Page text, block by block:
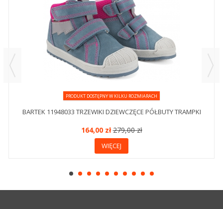
PRODUKT DOSTĘPNY W KILKU ROZMIARACH
BARTEK 11948033 TRZEWIKI DZIEWCZĘCE PÓŁBUTY TRAMPKI
164,00 zł279,00 zł
WIĘCEJ